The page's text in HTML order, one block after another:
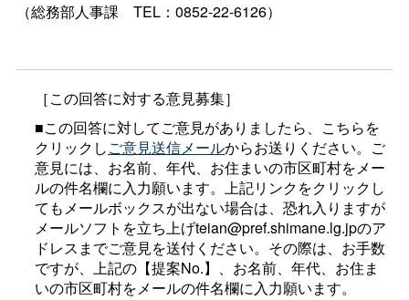
（総務部人事課 TEL：0852-22-6126）
［この回答に対する意見募集］
■この回答に対してご意見がありましたら、こちらを
クリックしご意見送信メールからお送りください。ご
意見には、お名前、年代、お住まいの市区町村をメー
ルの件名欄に入力願います。上記リンクをクリックし
てもメールボックスが出ない場合は、恐れ入りますが
メールソフトを立ち上げteian@pref.shimane.lg.jpのア
ドレスまでご意見を送付ください。その際は、お手数
ですが、上記の【提案No.】、お名前、年代、お住ま
いの市区町村をメールの件名欄に入力願います。